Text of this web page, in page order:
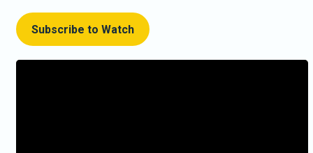
Subscribe to Watch